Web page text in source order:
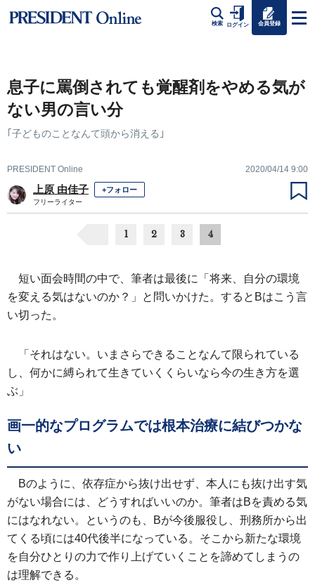
検索 ログイン 会員登録
息子に罵倒されても覚醒剤をやめる気が
ない男の言い分
｢子どものことなんて頭から消える｣
PRESIDENT Online 2020/04/14 9:00
上原 由佳子 +フォロー
フリーライター
1 2 3 4
短い面会時間の中で、筆者は最後に「将来、自分の環境
を変える気はないのか？」と問いかけた。するとBはこう言
い切った。
「それはない。いまさらできることなんて限られている
し、何かに縛られて生きていくくらいなら今の生き方を選
ぶ」
画一的なプログラムでは根本治療に結びつかな
い
Bのように、依存症から抜け出せず、本人にも抜け出す気
がない場合には、どうすればいいのか。筆者はBを責める気
にはなれない。というのも、Bが今後服役し、刑務所から出
てくる頃には40代後半になっている。そこから新たな環境
を自分ひとりの力で作り上げていくことを諦めてしまうの
は理解できる。